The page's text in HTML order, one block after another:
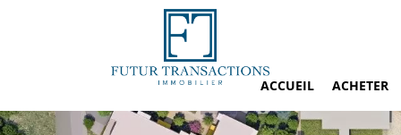
ACCUEIL ACHETER